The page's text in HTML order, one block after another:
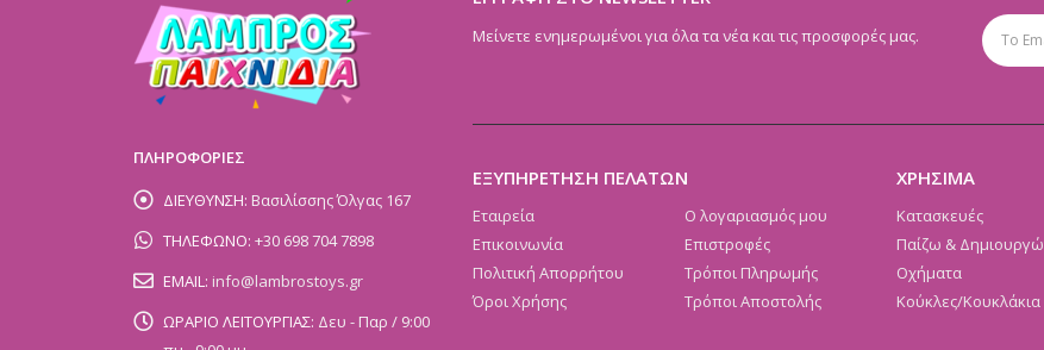
ΠΛΗΡΟΦΟΡΙΕΣ
ΔΙΕΥΘΥΝΣΗ: Βασιλίσσης Όλγας 167
ΤΗΛΕΦΩΝΟ: +30 698 704 7898
EMAIL: info@lambrostoys.gr
ΩΡΑΡΙΟ ΛΕΙΤΟΥΡΓΙΑΣ: Δευ - Παρ / 9:00
Μείνετε ενημερωμένοι για όλα τα νέα και τις προσφορές μας.
ΕΞΥΠΗΡΕΤΗΣΗ ΠΕΛΑΤΩΝ
Εταιρεία
Επικοινωνία
Πολιτική Απορρήτου
Όροι Χρήσης
Ο λογαριασμός μου
Επιστροφές
Τρόποι Πληρωμής
Τρόποι Αποστολής
ΧΡΗΣΙΜΑ
Κατασκευές
Παίζω & Δημιουργώ
Οχήματα
Κούκλες/Κουκλάκια